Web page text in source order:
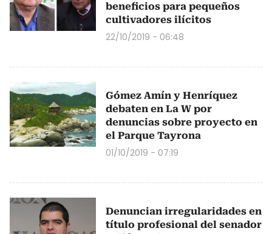
beneficios para pequeños
cultivadores ilícitos
22/10/2019 - 06:48
Gómez Amín y Henríquez
debaten en La W por
denuncias sobre proyecto en
el Parque Tayrona
01/10/2019 - 07:19
Denuncian irregularidades en
título profesional del senador